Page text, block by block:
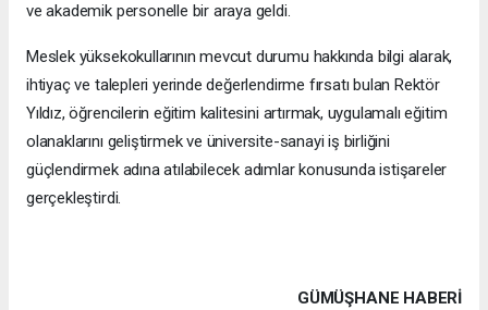
ve akademik personelle bir araya geldi.
Meslek yüksekokullarının mevcut durumu hakkında bilgi alarak,
ihtiyaç ve talepleri yerinde değerlendirme fırsatı bulan Rektör
Yıldız, öğrencilerin eğitim kalitesini artırmak, uygulamalı eğitim
olanaklarını geliştirmek ve üniversite-sanayi iş birliğini
güçlendirmek adına atılabilecek adımlar konusunda istişareler
gerçekleştirdi.
GÜMÜŞHANE HABERİ